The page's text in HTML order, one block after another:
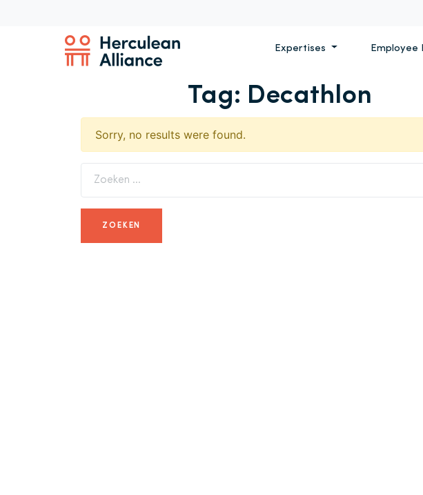
Expertises Employee
Tag: Decathlon
Sorry, no results were found.